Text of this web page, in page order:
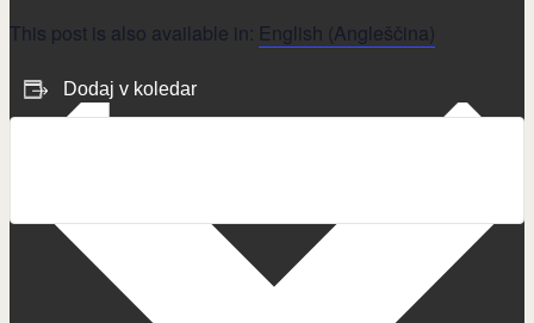
This post is also available in: English (Angleščina)
Dodaj v koledar